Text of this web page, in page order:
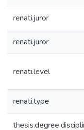
renati.juror
renati.juror
renati.level
renati.type